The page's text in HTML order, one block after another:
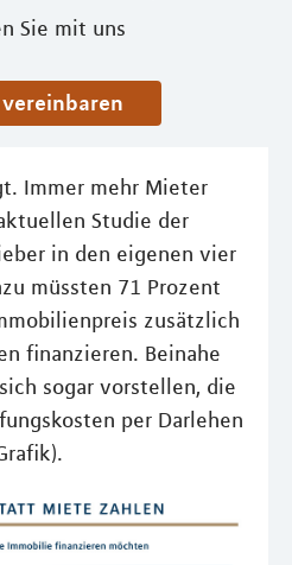
Sie mit uns
vereinbaren
Immer mehr Mieter
Studie der
in den eigenen vier
müssten 71 Prozent
zusätzlich
finanzieren. Beinahe
sogar vorstellen, die
per Darlehen